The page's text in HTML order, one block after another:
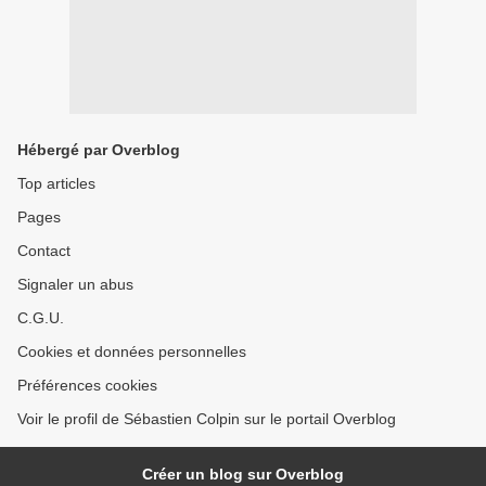
Hébergé par Overblog
Top articles
Pages
Contact
Signaler un abus
C.G.U.
Cookies et données personnelles
Préférences cookies
Voir le profil de Sébastien Colpin sur le portail Overblog
Créer un blog sur Overblog